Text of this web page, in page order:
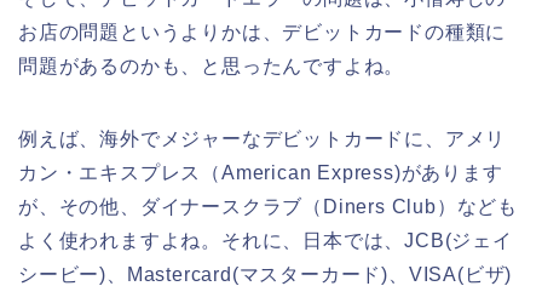
お店の問題というよりかは、デビットカードの種類に
問題があるのかも、と思ったんですよね。
例えば、海外でメジャーなデビットカードに、アメリ
カン・エキスプレス（American Express)があります
が、その他、ダイナースクラブ（Diners Club）なども
よく使われますよね。それに、日本では、JCB(ジェイ
シービー)、Mastercard(マスターカード)、VISA(ビザ)